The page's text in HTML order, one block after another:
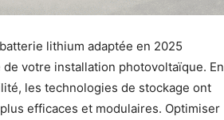
lithium adaptée en 2025
votre installation photovoltaïque. En
les technologies de stockage ont
efficaces et modulaires. Optimiser